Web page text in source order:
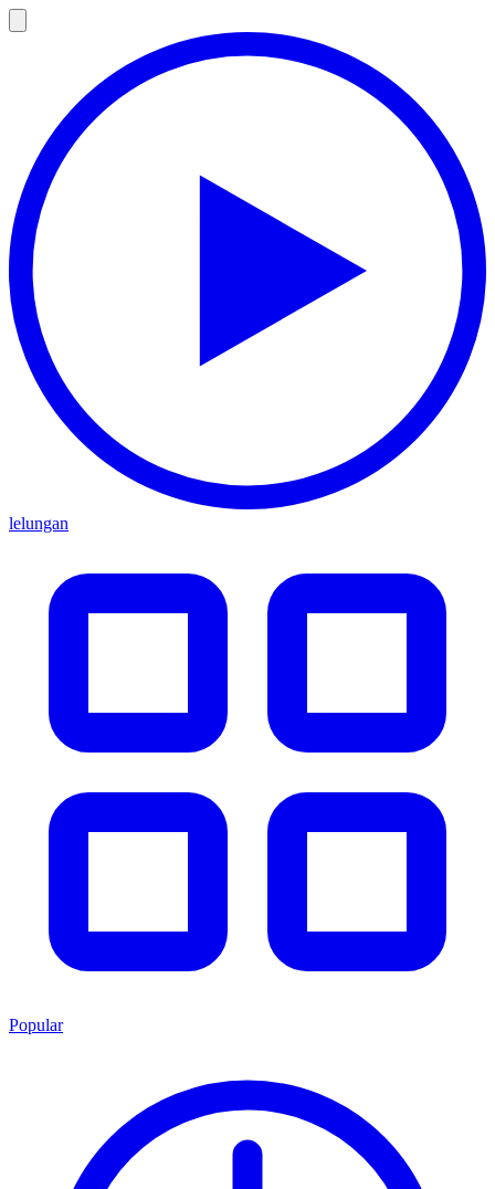
lelungan
Popular